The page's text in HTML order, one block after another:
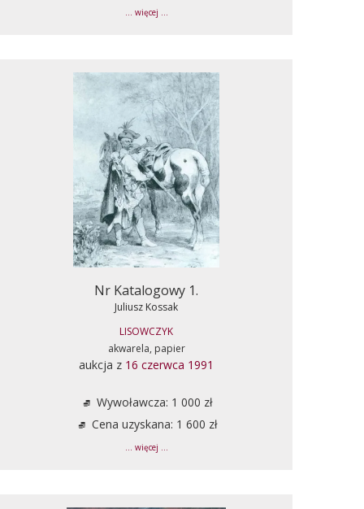
... więcej ...
Nr Katalogowy 1.
Juliusz Kossak
LISOWCZYK
akwarela, papier
aukcja z 16 czerwca 1991
Wywoławcza: 1 000 zł
Cena uzyskana: 1 600 zł
... więcej ...